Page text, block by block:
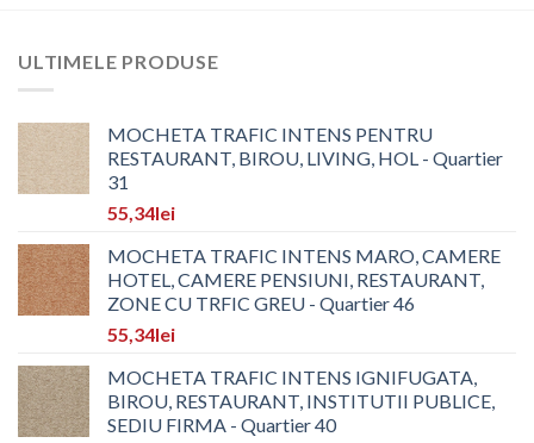
ULTIMELE PRODUSE
MOCHETA TRAFIC INTENS PENTRU
RESTAURANT, BIROU, LIVING, HOL - Quartier
31
55,34lei
MOCHETA TRAFIC INTENS MARO, CAMERE
HOTEL, CAMERE PENSIUNI, RESTAURANT,
ZONE CU TRFIC GREU - Quartier 46
55,34lei
MOCHETA TRAFIC INTENS IGNIFUGATA,
BIROU, RESTAURANT, INSTITUTII PUBLICE,
SEDIU FIRMA - Quartier 40